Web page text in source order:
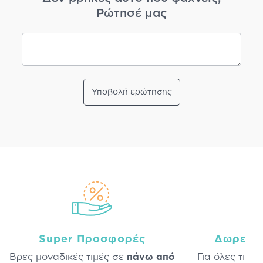
Ρώτησέ μας
Υποβολή ερώτησης
Super Προσφορές
Βρες μοναδικές τιμές σε πάνω από
Δωρεάν
Για όλες τις